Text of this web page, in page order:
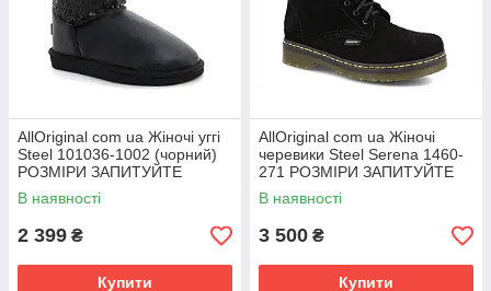
AllOriginal com ua Жіночі уггі
Steel 101036-1002 (чорний)
РОЗМІРИ ЗАПИТУЙТЕ
В наявності
2 399 ₴
Купити
AllOriginal com ua Жіночі
черевики Steel Serena 1460-
271 РОЗМІРИ ЗАПИТУЙТЕ
В наявності
3 500 ₴
Купити